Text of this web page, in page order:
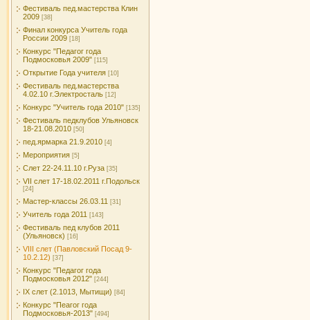
Фестиваль пед.мастерства Клин
2009 [38]
Финал конкурса Учитель года
России 2009 [18]
Конкурс "Педагог года
Подмосковья 2009" [115]
Открытие Года учителя [10]
Фестиваль пед.мастерства
4.02.10 г.Электросталь [12]
Конкурс "Учитель года 2010" [135]
Фестиваль педклубов Ульяновск
18-21.08.2010 [50]
пед.ярмарка 21.9.2010 [4]
Мероприятия [5]
Слет 22-24.11.10 г.Руза [35]
VII слет 17-18.02.2011 г.Подольск
[24]
Мастер-классы 26.03.11 [31]
Учитель года 2011 [143]
Фестиваль пед клубов 2011
(Ульяновск) [16]
VIII слет (Павловский Посад 9-
10.2.12) [37]
Конкурс "Педагог года
Подмосковья 2012" [244]
IX слет (2.1013, Мытищи) [84]
Конкурс "Пеагог года
Подмосковья-2013" [494]